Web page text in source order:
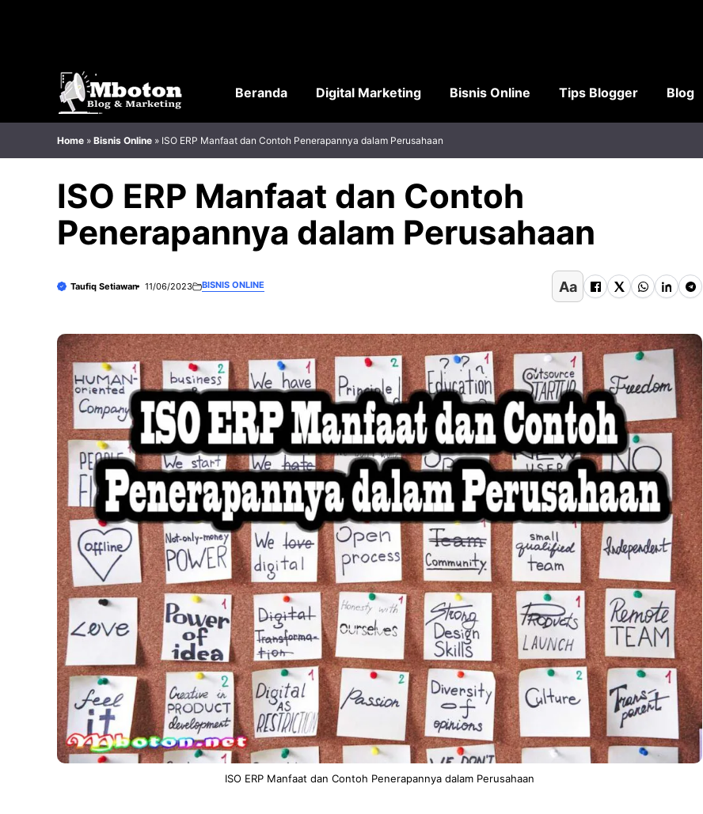
Beranda Digital Marketing Bisnis Online Tips Blogger Blog
Home » Bisnis Online » ISO ERP Manfaat dan Contoh Penerapannya dalam Perusahaan
ISO ERP Manfaat dan Contoh
Penerapannya dalam Perusahaan
Taufiq Setiawan 11/06/2023 BISNIS ONLINE Aa
ISO ERP Manfaat dan Contoh Penerapannya dalam Perusahaan